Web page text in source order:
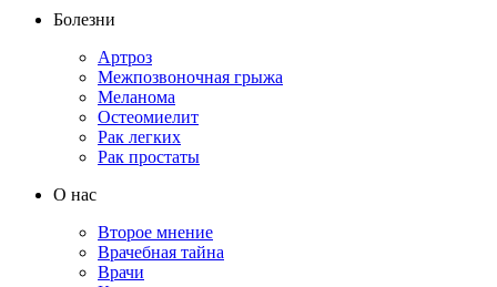
Болезни
Артроз
Межпозвоночная грыжа
Меланома
Остеомиелит
Рак легких
Рак простаты
О нас
Второе мнение
Врачебная тайна
Врачи